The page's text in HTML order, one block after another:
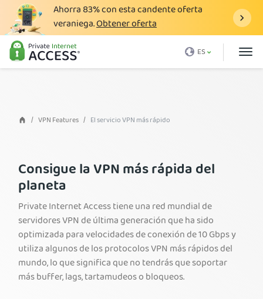
Ahorra83%con esta candente oferta
veraniega.Obtener oferta
ES
¿Qué es una VPN?
¿Por qué PIA?
Ventajas VPN
Servidor VPN
Blog
Asistencia
Inicio de sesión
Obtener PIA VPN
VPN Features El servicio VPN más rápido
Consigue la VPN más rápida del
planeta
Private Internet Access tiene una red mundial de
servidores VPN de última generación que ha sido
optimizada para velocidades de conexión de 10 Gbps y
utiliza algunos de los protocolos VPN más rápidos del
mundo, lo que significa que no tendrás que soportar
más buffer, lags, tartamudeos o bloqueos.